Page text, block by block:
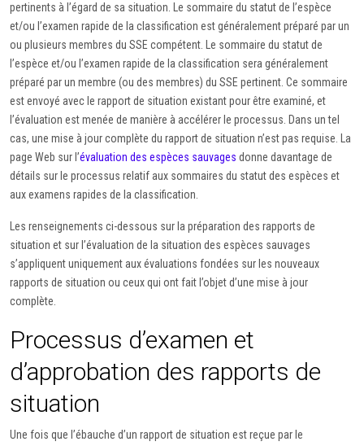
pertinents à l’égard de sa situation. Le sommaire du statut de l’espèce
et/ou l’examen rapide de la classification est généralement préparé par un
ou plusieurs membres du SSE compétent. Le sommaire du statut de
l’espèce et/ou l’examen rapide de la classification sera généralement
préparé par un membre (ou des membres) du SSE pertinent. Ce sommaire
est envoyé avec le rapport de situation existant pour être examiné, et
l’évaluation est menée de manière à accélérer le processus. Dans un tel
cas, une mise à jour complète du rapport de situation n’est pas requise. La
page Web sur l’évaluation des espèces sauvages donne davantage de
détails sur le processus relatif aux sommaires du statut des espèces et
aux examens rapides de la classification.
Les renseignements ci-dessous sur la préparation des rapports de
situation et sur l’évaluation de la situation des espèces sauvages
s’appliquent uniquement aux évaluations fondées sur les nouveaux
rapports de situation ou ceux qui ont fait l’objet d’une mise à jour
complète.
Processus d’examen et
d’approbation des rapports de
situation
Une fois que l’ébauche d’un rapport de situation est reçue par le